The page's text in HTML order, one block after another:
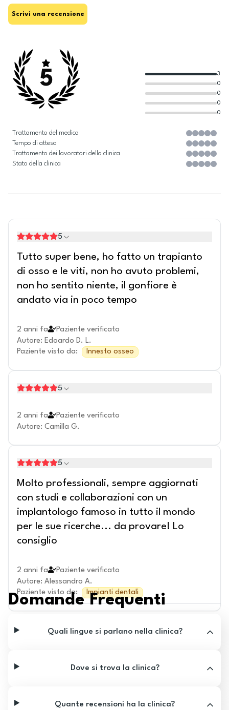
Scrivi una recensione
5
0
0
0
0
3
Trattamento del medico
Tempo di attesa
Trattamento dei lavoratori della clinica
Stato della clinica
5
Tutto super bene, ho fatto un trapianto
di osso e le viti, non ho avuto problemi,
non ho sentito niente, il gonfiore è
andato via in poco tempo
2 anni fa
Paziente verificato
Autore: Edoardo D. L.
Paziente visto da: Innesto osseo
5
2 anni fa
Paziente verificato
Autore: Camilla G.
5
Molto professionali, sempre aggiornati
con studi e collaborazioni con un
implantologo famoso in tutto il mondo
per le sue ricerche... da provare! Lo
consiglio
2 anni fa
Paziente verificato
Autore: Alessandro A.
Paziente visto da: Impianti dentali
Domande Frequenti
Quali lingue si parlano nella clinica?
Dove si trova la clinica?
Quante recensioni ha la clinica?